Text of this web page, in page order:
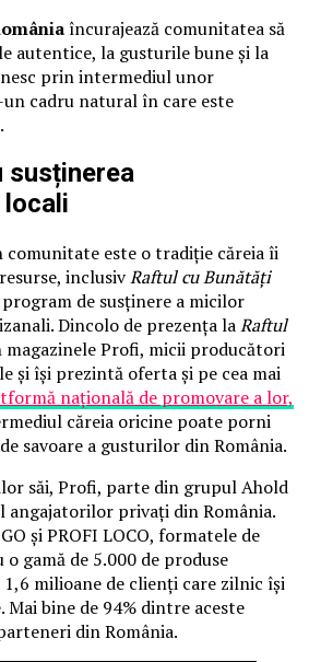
încurajează comunitatea să
autentice, la gusturile bune și la
prin intermediul unor
cadru natural în care este
susținerea
este o tradiție căreia îi
inclusivRaftul cu Bunătăți
de susținere a micilor
Dincolo de prezența laRaftul
Profi, micii producători
și își prezintă oferta și pe cea mai
națională de promovare a lor,
căreia oricine poate porni
savoare a gusturilor din România.
săi, Profi, parte din grupul Ahold
angajatorilor privați din România.
și PROFI LOCO, formatele de
gamă de 5.000 de produse
1,6 milioane de clienți care zilnic își
bine de 94% dintre aceste
din România.